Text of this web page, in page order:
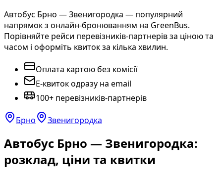
Автобус Брно — Звенигородка — популярний
напрямок з онлайн-бронюванням на GreenBus.
Порівняйте рейси перевізників-партнерів за ціною та
часом і оформіть квиток за кілька хвилин.
Оплата картою без комісії
E-квиток одразу на email
100+ перевізників-партнерів
Брно Звенигородка
Автобус Брно — Звенигородка:
розклад, ціни та квитки